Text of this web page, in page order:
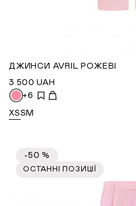
ДЖИНСИ AVRIL РОЖЕВІ
3 500 UAH
+6
XSS M
-50 %
ОСТАННІ ПОЗИЦІЇ